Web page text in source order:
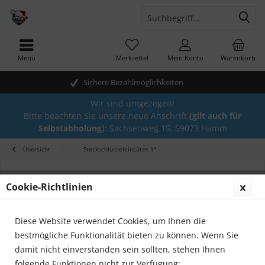
Sichere Bezahlmöglichkeiten
Warenkorb
Merkzettel Mein Konto
Menü
Wir sind umgezogen!
Bitte beachten Sie unsere neue Anschrift (gilt auch für
Selbstabholung): Sachsenweg 15, 59073 Hamm
Übersicht Steckschlüsseleinsätze 1"
Cookie-Richtlinien
Diese Website verwendet Cookies, um Ihnen die
bestmögliche Funktionalität bieten zu können. Wenn Sie
damit nicht einverstanden sein sollten, stehen Ihnen